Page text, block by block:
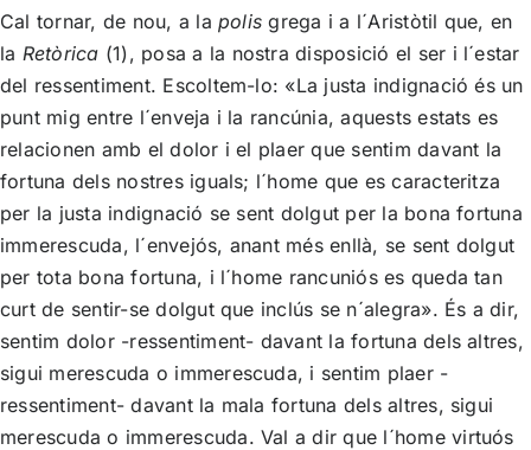
Cal tornar, de nou, a la polisgrega i a l´Aristòtil que, en
la Retòrica (1), posa a la nostra disposició el ser i l´estar
del ressentiment. Escoltem-lo: «La justa indignació és un
punt mig entre l´enveja i la rancúnia, aquests estats es
relacionen amb el dolor i el plaer que sentim davant la
fortuna dels nostres iguals; l´home que es caracteritza
per la justa indignació se sent dolgut per la bona fortuna
immerescuda, l´envejós, anant més enllà, se sent dolgut
per tota bona fortuna, i l´home rancuniós es queda tan
curt de sentir-se dolgut que inclús se n´alegra». És a dir,
sentim dolor -ressentiment- davant la fortuna dels altres,
sigui merescuda o immerescuda, i sentim plaer -
ressentiment- davant la mala fortuna dels altres, sigui
merescuda o immerescuda. Val a dir que l´home virtuós